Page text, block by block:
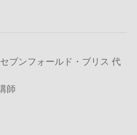
ブンフォールド・ブリス 代
師